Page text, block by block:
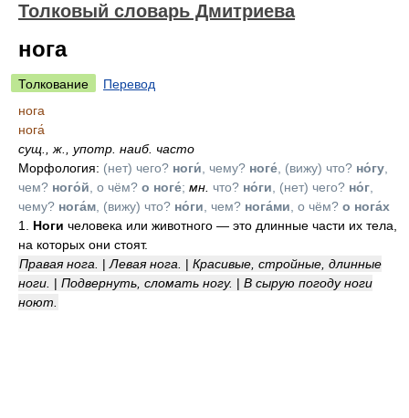
Толковый словарь Дмитриева
нога
Толкование
Перевод
нога
нога́
сущ.
ж.
употр. наиб. часто
Морфология: (нет) чего? ноги́ , чему? ноге́ , (вижу) что? но́гу
чем? ного́й , о чём? о ноге́; мн. что? но́ги , (нет) чего? но́г
чему? нога́м , (вижу) что? но́ги , чем? нога́ми , о чём? о нога́х
1. Ноги человека или животного — это длинные части их тела,
на которых они стоят.
Правая нога.
| Левая нога. | Красивые, стройные, длинные
ноги. | Подвернуть, сломать ногу. | В сырую погоду ноги
ноют.